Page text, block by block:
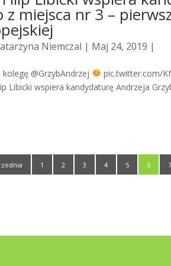
miejsca nr 3 –
Niemczal | Maj 24, 2019 |
@GrzybAndrzej
pic.twitter.com/
Libicki wspiera kandydaturę Andrzeja
1 2 3 4 5 6 7